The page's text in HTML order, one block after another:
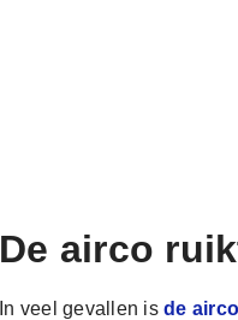
De airco
In veel gevallen is de